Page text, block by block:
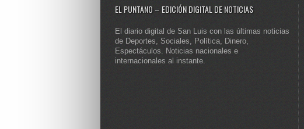
EL PUNTANO – EDICIÓN DIGITAL DE NOTICIAS
El diario digital de San Luis con las últimas noticias
de Deportes, Sociales, Política, Dinero,
Espectáculos. Noticias nacionales e
internacionales al instante.